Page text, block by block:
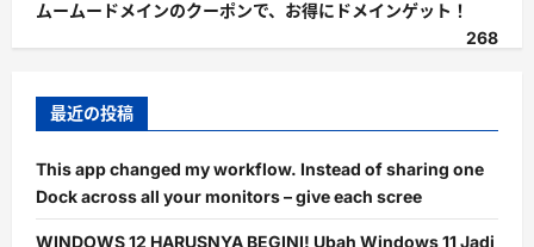
ムームードメインのクーポンで、お得にドメインゲット！
268
最近の投稿
This app changed my workflow. Instead of sharing one
Dock across all your monitors – give each scree
WINDOWS 12 HARUSNYA BEGINI! Ubah Windows 11 Jadi